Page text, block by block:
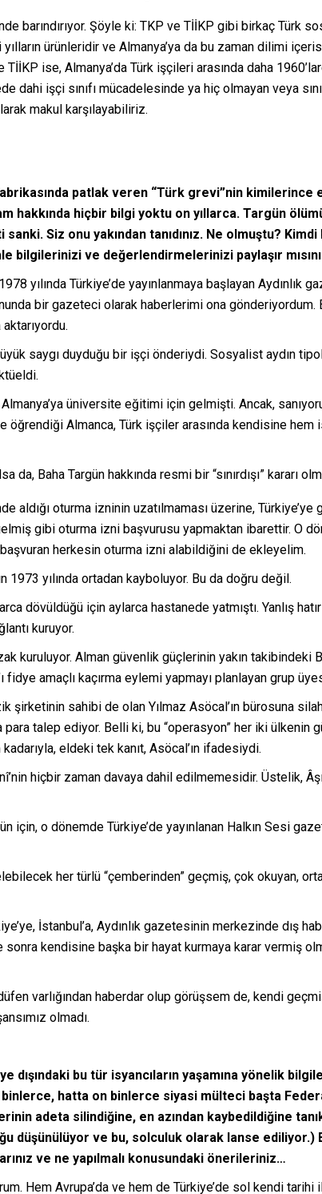
barındırıyor. Şöyle ki: TKP ve TİİKP gibi birkaç Türk
ürünleridir ve Almanya’ya da bu zaman dilimi
ise, Almanya’da Türk işçileri arasında daha
dahi işçi sınıfı mücadelesinde ya hiç olmayan veya
makul karşılayabiliriz.
patlak veren “Türk grevi”nin kimilerince
hakkında hiçbir bilgi yoktu on yıllarca. Targün
Siz onu yakından tanıdınız. Ne olmuştu?
bilgilerinizi ve değerlendirmelerinizi paylaşır
yılında Türkiye’de yayınlanmaya başlayan Aydınlık
bir gazeteci olarak haberlerimi ona gönderiyordum.
saygı duyduğu bir işçi önderiydi. Sosyalist aydın
üniversite eğitimi için gelmişti. Ancak,
öğrendiği Almanca, Türk işçiler arasında kendisine hem
Baha Targün hakkında resmi bir “sınırdışı” kararı
aldığı oturma izninin uzatılmaması üzerine,
gibi oturma izni başvurusu yapmaktan ibarettir. O
başvuran herkesin oturma izni alabildiğini de ekleyelim.
1973 yılında ortadan kayboluyor. Bu da doğru değil.
dövüldüğü için aylarca hastanede yatmıştı. Yanlış
kuruyor.
kuruluyor. Alman güvenlik güçlerinin yakın takibindeki
fidye amaçlı kaçırma eylemi yapmayı planlayan grup
şirketinin sahibi de olan Yılmaz Asöcal’ın bürosuna
para talep ediyor. Belli ki, bu “operasyon” her iki
eldeki tek kanıt, Asöcal’ın ifadesiydi.
hiçbir zaman davaya dahil edilmemesidir. Üstelik,
o dönemde Türkiye’de yayınlanan Halkın Sesi
her türlü “çemberinden” geçmiş, çok okuyan,
İstanbul’a, Aydınlık gazetesinin merkezinde dış
sonra kendisine başka bir hayat kurmaya karar vermiş
varlığından haberdar olup görüşsem de, kendi
olmadı.
dışındaki bu tür isyancıların yaşamına yönelik
hatta on binlerce siyasi mülteci başta
adeta silindiğine, en azından kaybedildiğine
düşünülüyor ve bu, solculuk olarak lanse
ve ne yapılmalı konusundaki önerileriniz…
Hem Avrupa’da ve hem de Türkiye’de sol kendi